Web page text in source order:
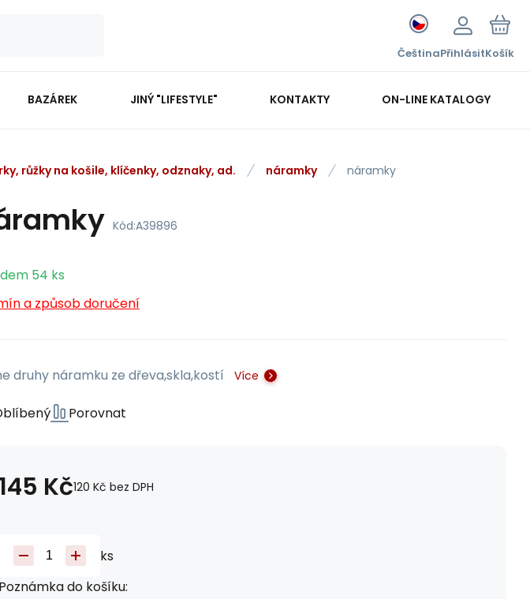
ČeštinaPřihlásitKošík
BAZÁREK JINÝ "LIFESTYLE" KONTAKTY ON-LINE KATALOGY
růžky na košile, klíčenky, odznaky, ad. náramky náramky
Kód:A39896
54 ks
a způsob doručení
druhy náramku ze dřeva,skla,kostí Více
Porovnat
145 Kč120 Kč bez DPH
ks
Poznámka do košíku: